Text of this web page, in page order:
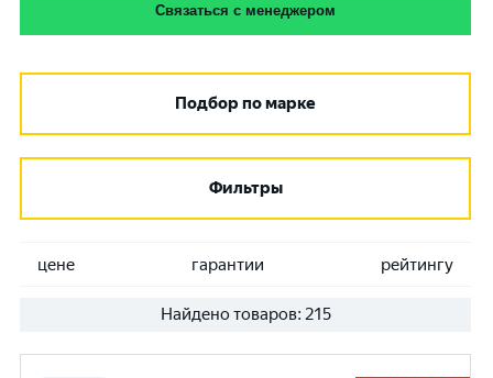
Связаться с менеджером
Подбор по марке
Фильтры
цене гарантии рейтингу
Найдено товаров: 215